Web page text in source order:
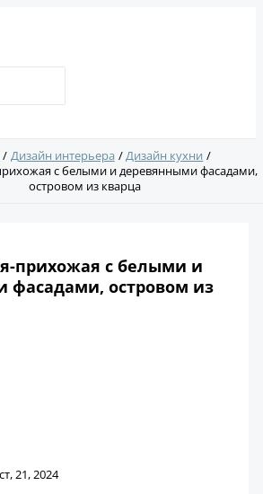
Дизайн интерьера
Дизайн кухни
с белыми и деревянными фасадами,
островом из кварца
прихожая с белыми и
фасадами, островом из
21, 2024